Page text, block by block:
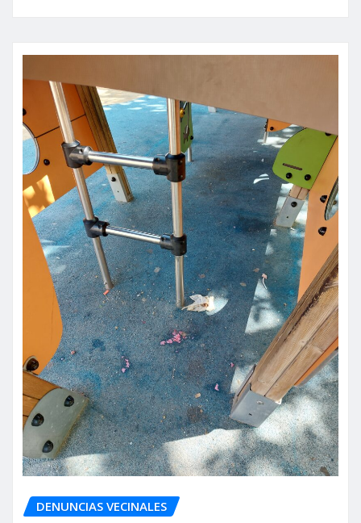
DENUNCIAS VECINALES